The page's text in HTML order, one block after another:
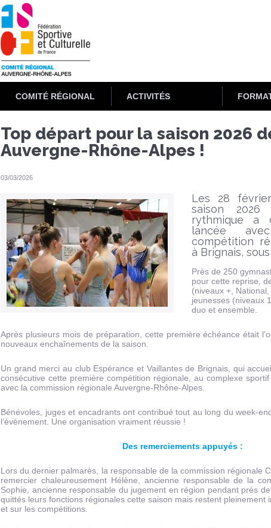
COMITÉ RÉGIONAL ACTIVITÉS
Top départ pour la saison 2026
Auvergne-Rhône-Alpes !
03/03/2026
Les 28
saison 2026
rythmique a
lancée
compétition
à Brignais, sous
Près de 250
pour cette reprise,
(niveaux +,
jeunesses (niveaux
duo et ensemble.
Après plusieurs mois de préparation, cette première échéance était
nouveaux enchaînements de la saison.
Un grand merci au club Espérance et Vaillantes de Brignais, qui
consécutive cette première compétition régionale, au complexe sportif
avec la commission régionale Auvergne-Rhône-Alpes.
Bénévoles, juges et encadrants ont contribué tout au long du week-
l’événement. Une organisation vraiment réussie !
Des remerciements appuyés :
Lors du dernier palmarès, la responsable de la commission régionale
remercier chaleureusement Hélène, ancienne responsable de la
Sophie, ancienne responsable du jugement en région pendant près
quittés leurs fonctions régionales cette saison mais restent pleinement
et sur les compétitions.